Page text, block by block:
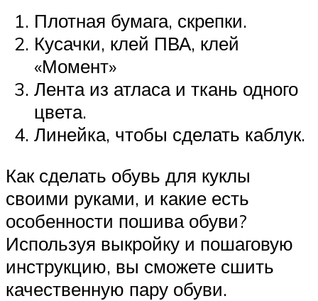
Плотная бумага, скрепки.
Кусачки, клей ПВА, клей
«Момент»
Лента из атласа и ткань одного
цвета.
Линейка, чтобы сделать каблук.
Как сделать обувь для куклы
своими руками, и какие есть
особенности пошива обуви?
Используя выкройку и пошаговую
инструкцию, вы сможете сшить
качественную пару обуви.